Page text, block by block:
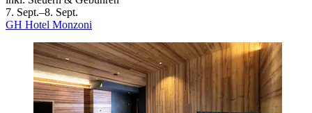
7. Sept.–8. Sept.
GH Hotel Monzoni